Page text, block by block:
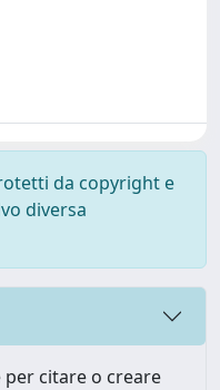
da copyright e
diversa
citare o creare